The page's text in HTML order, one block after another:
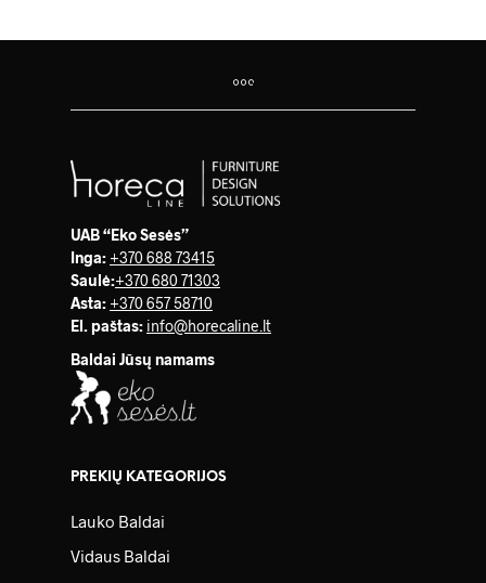
UAB “Eko Sesės”
Inga: +370 688 73415
Saulė:+370 680 71303
Asta: +370 657 58710
El. paštas: info@horecaline.lt
Baldai Jūsų namams
PREKIŲ KATEGORIJOS
Lauko Baldai
Vidaus Baldai